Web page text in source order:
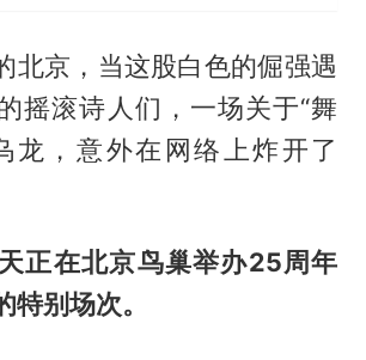
北京，当这股白色的倔强遇
摇滚诗人们，一场关于“舞
龙，意外在网络上炸开了
正在北京鸟巢举办25周年
特别场次。